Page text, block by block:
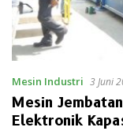
Mesin Industri 3 Juni
Mesin
Elektronik